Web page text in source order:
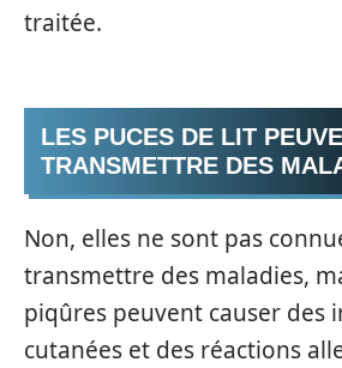
traitée.
LES PUCES DE LIT
TRANSMETTRE DES
Non, elles ne sont pas
transmettre des maladies,
piqûres peuvent causer des
cutanées et des réactions